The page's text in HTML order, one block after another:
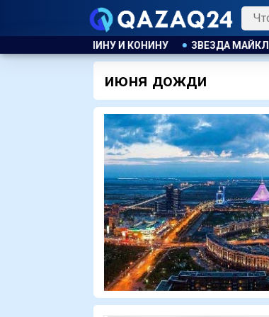
НА БАРАНИНУ И КОНИНУ ЗВЕЗДА МАЙКЛА
июня дожди